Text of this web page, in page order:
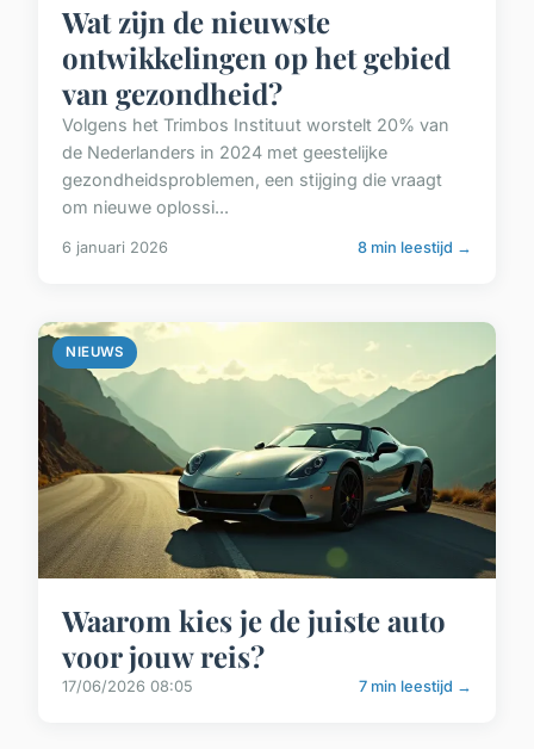
Wat zijn de nieuwste
ontwikkelingen op het gebied
van gezondheid?
Volgens het Trimbos Instituut worstelt 20% van
de Nederlanders in 2024 met geestelijke
gezondheidsproblemen, een stijging die vraagt
om nieuwe oplossi...
6 januari 2026 8 min leestijd →
NIEUWS
Waarom kies je de juiste auto
voor jouw reis?
17/06/2026 08:05 7 min leestijd →